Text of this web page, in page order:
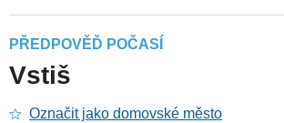
PŘEDPOVĚĎ POČASÍ
Vstiš
Označit jako domovské město